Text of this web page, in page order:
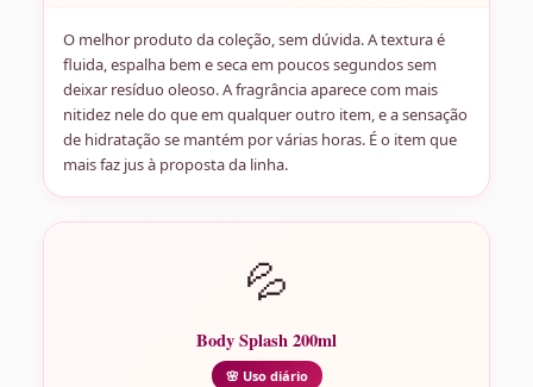
O melhor produto da coleção, sem dúvida. A textura é
fluida, espalha bem e seca em poucos segundos sem
deixar resíduo oleoso. A fragrância aparece com mais
nitidez nele do que em qualquer outro item, e a sensação
de hidratação se mantém por várias horas. É o item que
mais faz jus à proposta da linha.
💦
Body Splash 200ml
🌸 Uso diário